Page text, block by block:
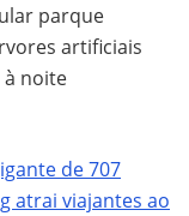
parque
artificiais
à noite
de 707
atrai viajantes ao